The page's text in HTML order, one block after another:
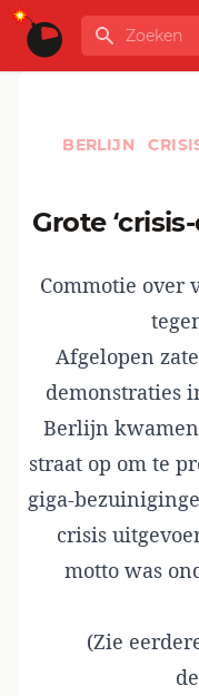
Ga naar de inhoud
GLOBALINFO
Zoeken
BERLIJN
Grote
Commotie over
Afgelopen
demonstraties
Berlijn
straat op om te
giga-
crisis
motto was
(Zie